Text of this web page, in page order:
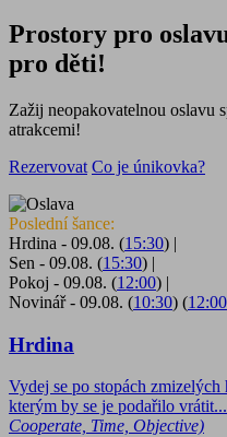
Prostory pro
pro děti!
Zažij neopakovatelnou oslavu
atrakcemi!
Rezervovat Co je únikovka?
Přechozí
Další
Poslední šance:
Hrdina - 09.08. (15:30) |
Sen - 09.08. (15:30) |
Pokoj - 09.08. (12:00) |
Novinář - 09.08. (10:30) (12:00
Hrdina
Vydej se po stopách
kterým by se je podařilo vrátit...
Cooperate, Time, Objective)